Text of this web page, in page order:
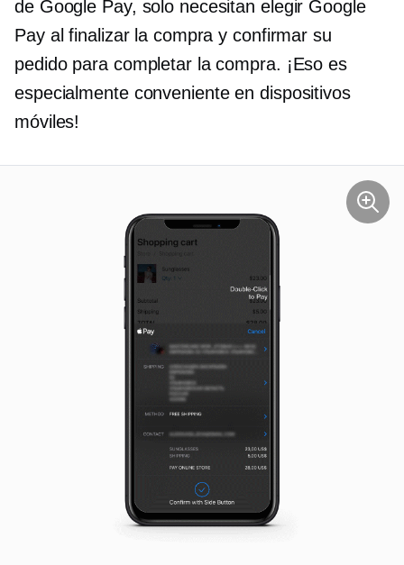
de Google Pay, solo necesitan elegir Google
Pay al finalizar la compra y confirmar su
pedido para completar la compra. ¡Eso es
especialmente conveniente en dispositivos
móviles!